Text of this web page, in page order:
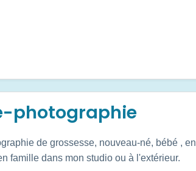
photographie
de grossesse, nouveau-né, bébé ,
famille dans mon studio ou à l'extérieur.